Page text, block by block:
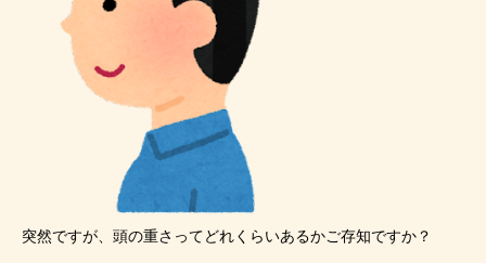
突然ですが、頭の重さってどれくらいあるかご存知ですか？